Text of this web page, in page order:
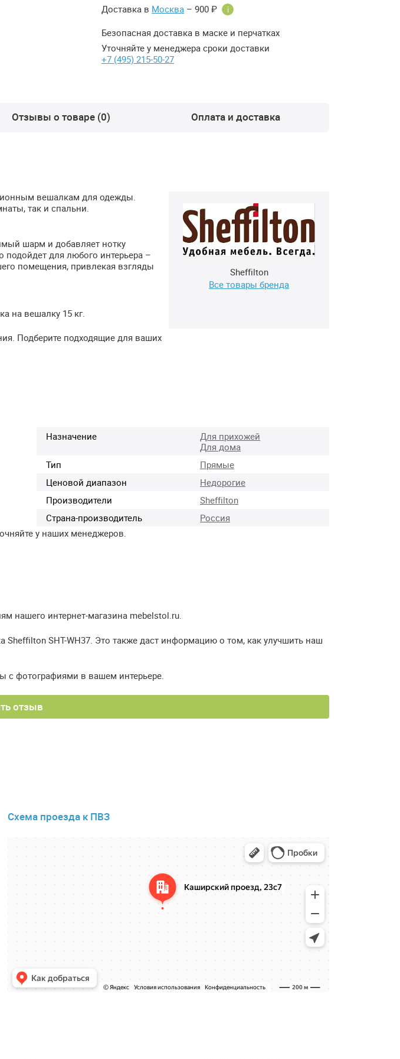
Доставка в Москва – 900 ₽ i
Безопасная доставка в маске и перчатках
Уточняйте у менеджера сроки доставки
+7 (495) 215-50-27
Отзывы о товаре (0) Оплата и доставка
Sheffilton
Все товары бренда
вешалкам для одежды.
так и спальни.
шарм и добавляет нотку
для любого интерьера –
помещения, привлекая взгляды
на вешалку 15 кг.
Подберите подходящие для ваших
Назначение
Для прихожей
Для дома
Тип
Прямые
Ценовой диапазон
Недорогие
Производители
Sheffilton
Страна-производитель
Россия
у наших менеджеров.
нашего интернет-магазина mebelstol.ru.
SHT-WH37. Это также даст информацию о том, как улучшить наш
с фотографиями в вашем интерьере.
отзыв
Схема проезда к ПВЗ